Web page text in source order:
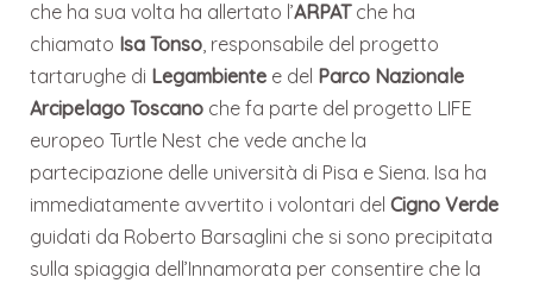
che ha sua volta ha allertato l’ARPATche ha
chiamato Isa Tonso, responsabile del progetto
tartarughe di Legambiente e del Parco Nazionale
Arcipelago Toscano che fa parte del progetto LIFE
europeo Turtle Nest che vede anche la
partecipazione delle università di Pisa e Siena. Isa ha
immediatamente avvertito i volontari delCigno Verde
guidati da Roberto Barsaglini che si sono precipitata
sulla spiaggia dell’Innamorata per consentire che la